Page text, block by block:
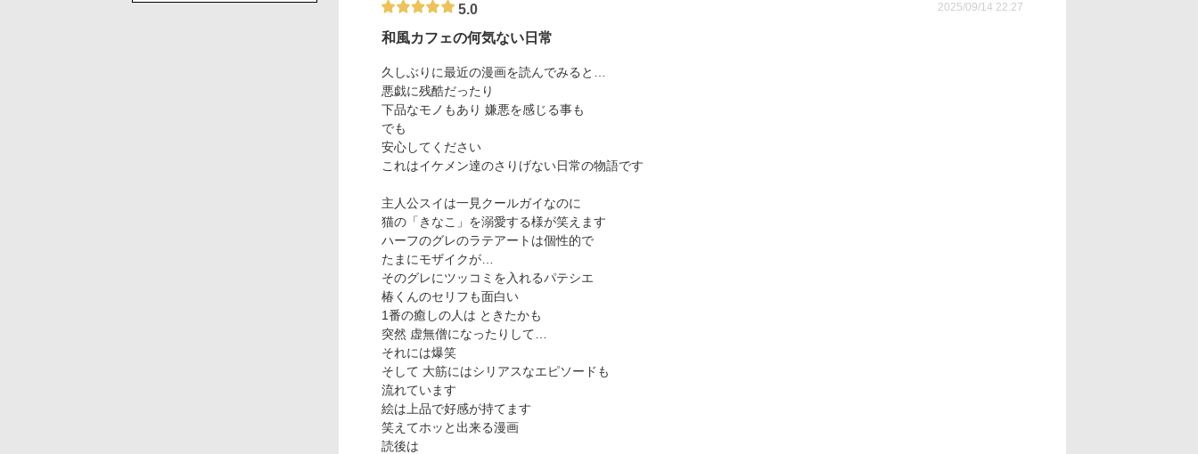
5.0 2025/09/14 22:27
和風カフェの何気ない日常
久しぶりに最近の漫画を読んでみると…
悪戯に残酷だったり
下品なモノもあり 嫌悪を感じる事も
でも
安心してください
これはイケメン達のさりげない日常の物語です
主人公スイは一見クールガイなのに
猫の「きなこ」を溺愛する様が笑えます
ハーフのグレのラテアートは個性的で
たまにモザイクが…
そのグレにツッコミを入れるパテシエ
椿くんのセリフも面白い
1番の癒しの人は ときたかも
突然 虚無僧になったりして…
それには爆笑
そして 大筋にはシリアスなエピソードも
流れています
絵は上品で好感が持てます
笑えてホッと出来る漫画
読後は